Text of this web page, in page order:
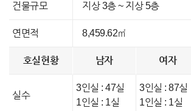
건물규모 지상 3층 ~ 지상 5층
연면적 8,459.62㎡
호실현황 남자 여자
실수
3인실 : 47실
1인실 : 1실
3인실 : 87실
1인실 : 1실